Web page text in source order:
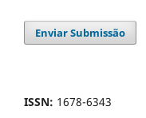
Enviar Submissão
ISSN: 1678-6343